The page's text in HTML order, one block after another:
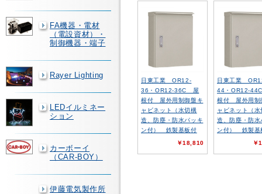
FA機器・電材
（電設資材）・
制御機器・端子
Rayer Lighting
LEDイルミネー
ション
カーボーイ
（CAR-BOY）
伊藤電気製作所
日東工業 OR12-
36・OR12-36C 屋
根付 屋外用制御盤キ
ャビネット（水切構
造、防塵・防水パッキ
ン付） 鉄製基板付
￥18,810
日東工業
44・OR12-
根付 屋外用制
ャビネット（水
造、防塵・防水
ン付） 鉄製基
￥